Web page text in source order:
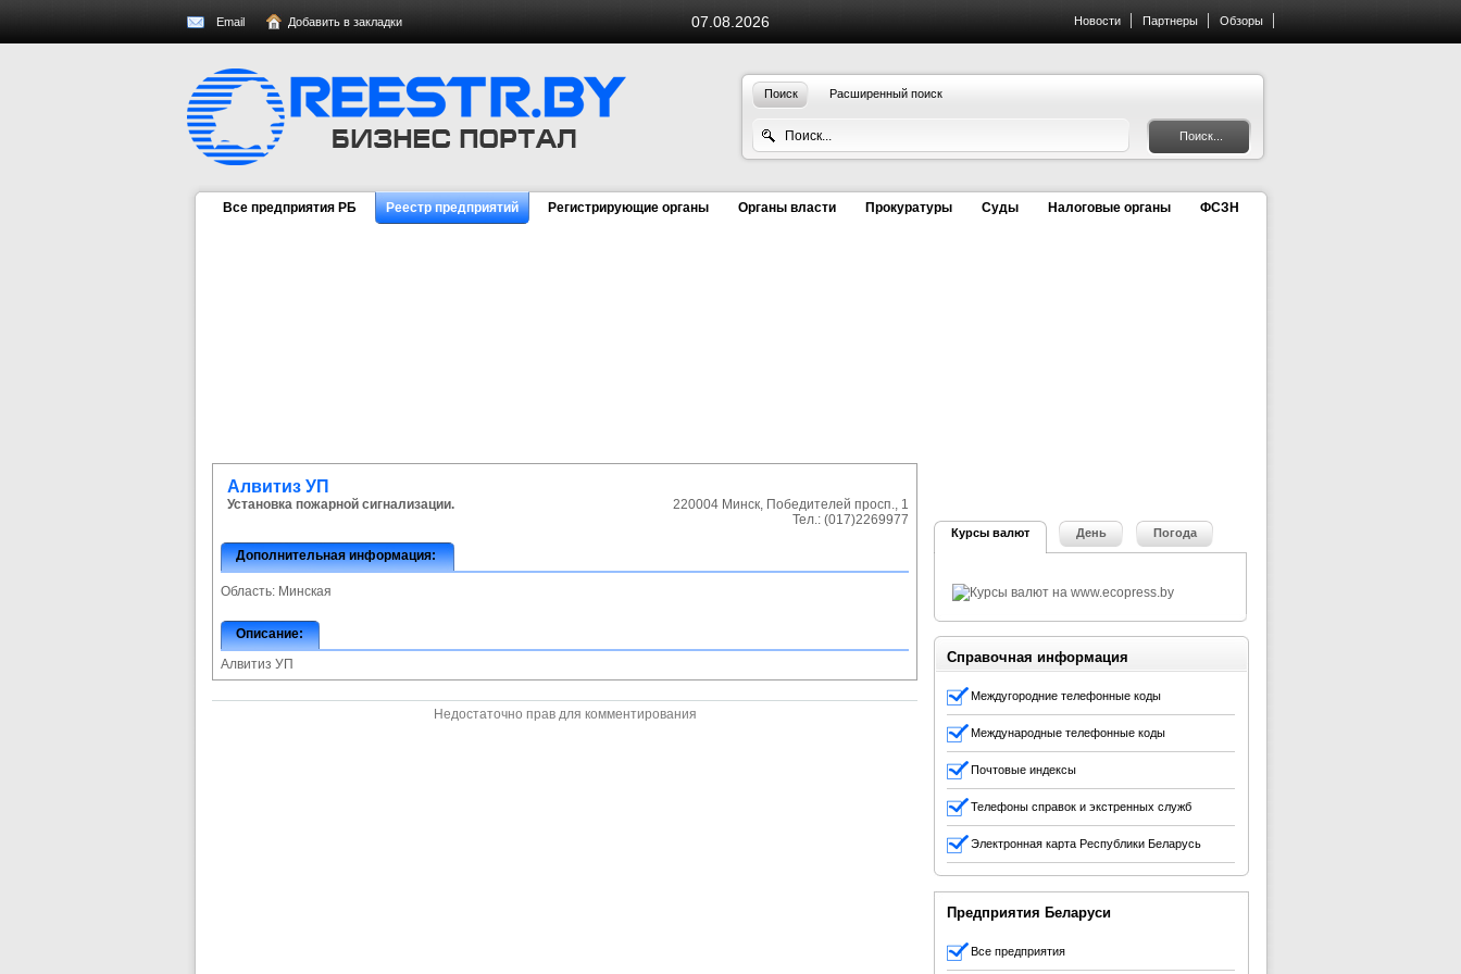
07.08.2026
Email Добавить в закладки Новости Партнеры Обзоры
Поиск Расширенный поиск
Все предприятия РБ Реестр предприятий Регистрирующие органы Органы власти Прокуратуры Суды Налоговые органы ФСЗН
Алвитиз УП
Установка пожарной сигнализации. 220004 Минск, Победителей просп., 1
Тел.: (017)2269977
Дополнительная информация:
Область: Минская
Описание:
Алвитиз УП
Недостаточно прав для комментирования
Курсы валют День Погода
Справочная информация
Междугородние телефонные коды
Международные телефонные коды
Почтовые индексы
Телефоны справок и экстренных служб
Электронная карта Республики Беларусь
Предприятия Беларуси
Все предприятия